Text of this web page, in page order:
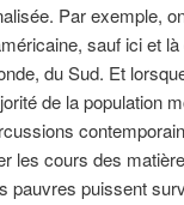
Par exemple,
sauf ici et là
du Sud. Et
de la population
les cours des
pauvres puissent